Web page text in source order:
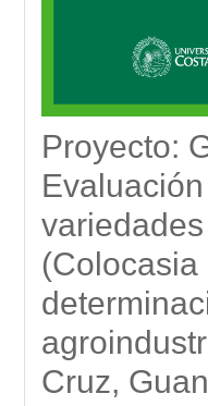
Proyecto:
(Colocasia
Cruz,